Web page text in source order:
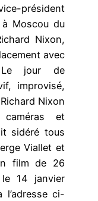
président
Moscou du
Nixon,
avec
jour de
improvisé,
Nixon
et
sidéré tous
Viallet et
film de 26
le 14 janvier
ci-